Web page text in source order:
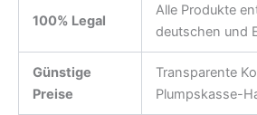
100% Legal
Alle Produkte
deutschen und
Günstige
Preise
Transparente
Plumpskasse-